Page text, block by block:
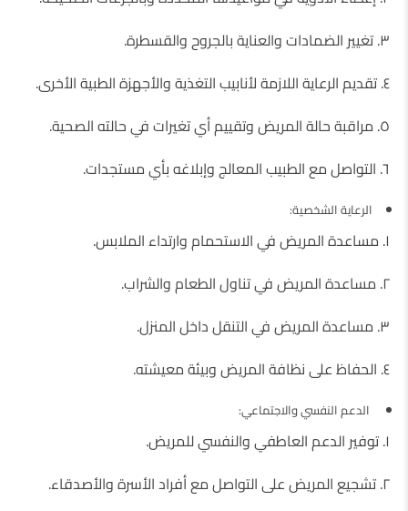
٣. تغيير الضمادات والعناية بالجروح والقسطرة.
٤. تقديم الرعاية اللازمة لأنابيب التغذية والأجهزة الطبية الأخرى.
٥. مراقبة حالة المريض وتقييم أي تغيرات في حالته الصحية.
٦. التواصل مع الطبيب المعالج وإبلاغه بأي مستجدات.
الرعاية الشخصية:
١. مساعدة المريض في الاستحمام وارتداء الملابس.
٢. مساعدة المريض في تناول الطعام والشراب.
٣. مساعدة المريض في التنقل داخل المنزل.
٤. الحفاظ على نظافة المريض وبيئة معيشته.
الدعم النفسي والاجتماعي:
١. توفير الدعم العاطفي والنفسي للمريض.
٢. تشجيع المريض على التواصل مع أفراد الأسرة والأصدقاء.